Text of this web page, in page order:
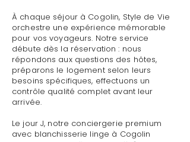
À chaque séjour à Cogolin, Style de Vie
orchestre une expérience mémorable
pour vos voyageurs. Notre service
débute dès la réservation : nous
répondons aux questions des hôtes,
préparons le logement selon leurs
besoins spécifiques, effectuons un
contrôle qualité complet avant leur
arrivée.
Le jour J, notre conciergerie premium
avec blanchisserie linge à Cogolin